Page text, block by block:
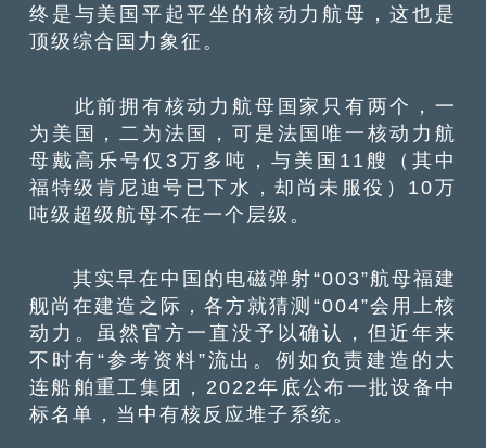
终是与美国平起平坐的核动力航母，这也是
顶级综合国力象征。
此前拥有核动力航母国家只有两个，一
为美国，二为法国，可是法国唯一核动力航
母戴高乐号仅3万多吨，与美国11艘（其中
福特级肯尼迪号已下水，却尚未服役）10万
吨级超级航母不在一个层级。
其实早在中国的电磁弹射“003”航母福建
舰尚在建造之际，各方就猜测“004”会用上核
动力。虽然官方一直没予以确认，但近年来
不时有“参考资料”流出。例如负责建造的大
连船舶重工集团，2022年底公布一批设备中
标名单，当中有核反应堆子系统。